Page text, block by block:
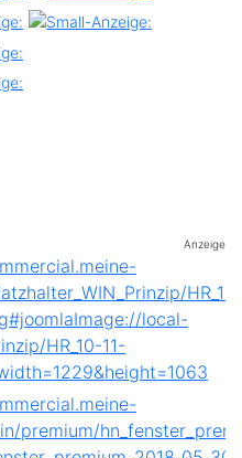
Anzeige